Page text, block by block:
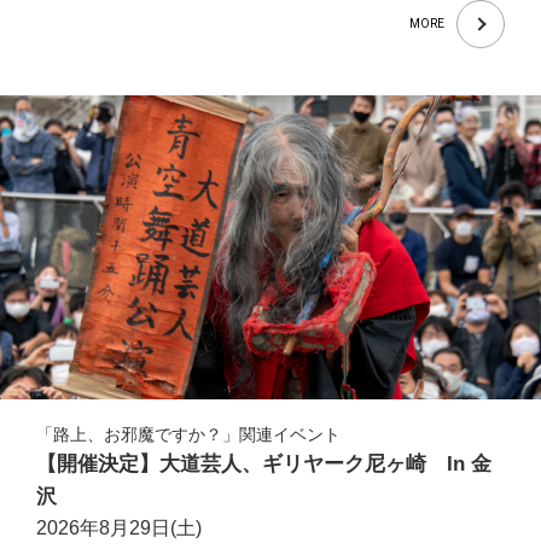
MORE
「路上、お邪魔ですか？」関連イベント
【開催決定】大道芸人、ギリヤーク尼ヶ崎 In 金
沢
2026年8月29日(土)